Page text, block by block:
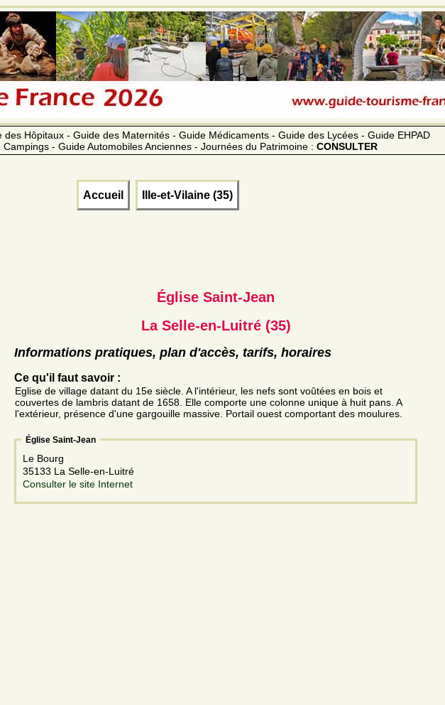
Hôpitaux - Guide des Maternités - Guide Médicaments - Guide des Lycées - Guide EHPAD
- Guide Automobiles Anciennes - Journées du Patrimoine : CONSULTER
Accueil Ille-et-Vilaine (35)
Église Saint-Jean
La Selle-en-Luitré (35)
Informations pratiques, plan d'accès, tarifs, horaires
Ce qu'il faut savoir :
Eglise de village datant du 15e siècle. A l'intérieur, les nefs sont voûtées en bois et
couvertes de lambris datant de 1658. Elle comporte une colonne unique à huit pans. A
l'extérieur, présence d'une gargouille massive. Portail ouest comportant des moulures.
Église Saint-Jean
Le Bourg
35133 La Selle-en-Luitré
Consulter le site Internet